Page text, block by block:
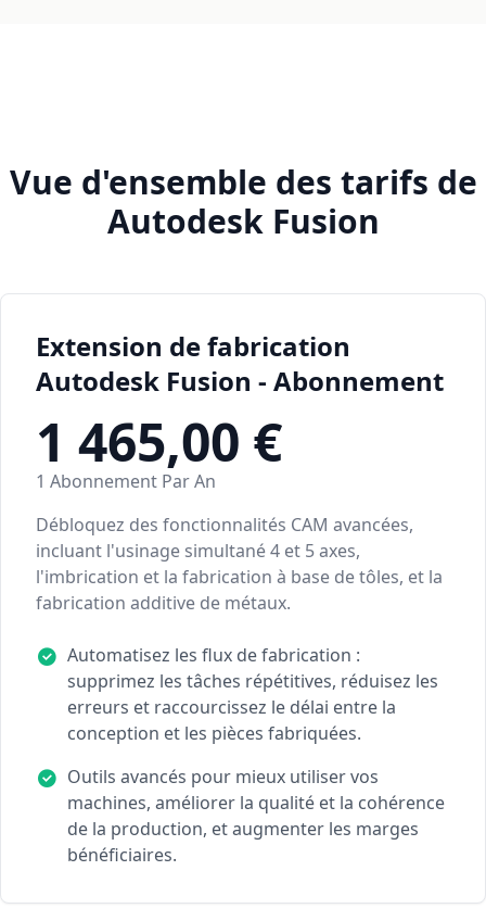
Vue d'ensemble des tarifs de
Autodesk Fusion
Extension de fabrication
Autodesk Fusion - Abonnement
1 465,00 €
1 Abonnement Par An
Débloquez des fonctionnalités CAM avancées,
incluant l'usinage simultané 4 et 5 axes,
l'imbrication et la fabrication à base de tôles, et la
fabrication additive de métaux.
Automatisez les flux de fabrication :
supprimez les tâches répétitives, réduisez les
erreurs et raccourcissez le délai entre la
conception et les pièces fabriquées.
Outils avancés pour mieux utiliser vos
machines, améliorer la qualité et la cohérence
de la production, et augmenter les marges
bénéficiaires.